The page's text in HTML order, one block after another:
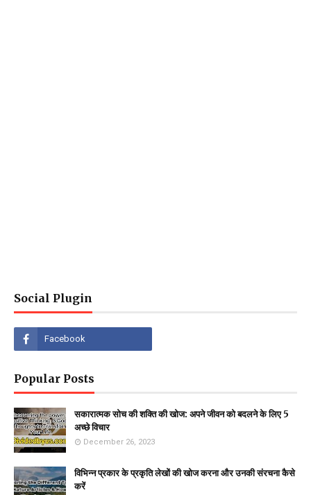
Social Plugin
Popular Posts
सकारात्मक सोच की शक्ति की खोज: अपने जीवन को बदलने के लिए 5
अच्छे विचार
December 26, 2023
विभिन्न प्रकार के प्रकृति लेखों की खोज करना और उनकी संरचना कैसे
करें